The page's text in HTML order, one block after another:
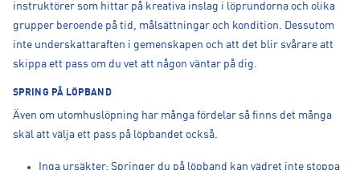
instruktörer som hittar på kreativa inslag i löprundorna och olika
grupper beroende på tid, målsättningar och kondition. Dessutom
inte underskattaraften i gemenskapen och att det blir svårare att
skippa ett pass om du vet att någon väntar på dig.
SPRING PÅ LÖPBAND
Även om utomhuslöpning har många fördelar så finns det många
skäl att välja ett pass på löpbandet också.
Inga ursäkter: Springer du på löpband kan vädret inte stoppa